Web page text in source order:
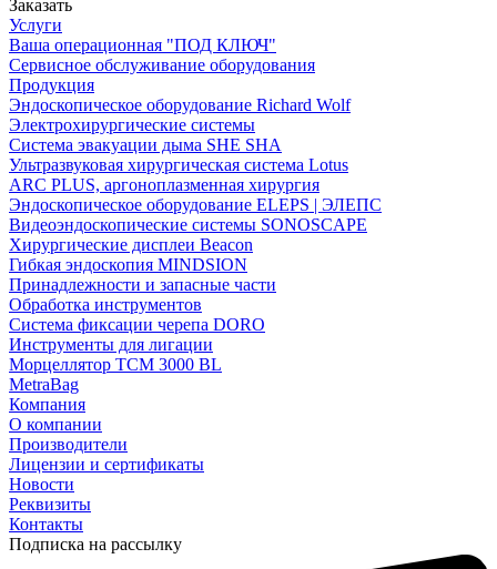
Заказать
Услуги
Ваша операционная "ПОД КЛЮЧ"
Сервисное обслуживание оборудования
Продукция
Эндоскопическое оборудование Richard Wolf
Электрохирургические системы
Система эвакуации дыма SHE SHA
Ультразвуковая хирургическая система Lotus
ARC PLUS, аргоноплазменная хирургия
Эндоскопическое оборудование ELEPS | ЭЛЕПС
Видеоэндоскопические системы SONOSCAPE
Хирургические дисплеи Beacon
Гибкая эндоскопия MINDSION
Принадлежности и запасные части
Обработка инструментов
Система фиксации черепа DORO
Инструменты для лигации
Морцеллятор ТСМ 3000 BL
MetraBag
Компания
О компании
Производители
Лицензии и сертификаты
Новости
Реквизиты
Контакты
Подписка на рассылку